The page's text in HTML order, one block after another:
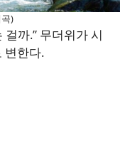
)
까.” 무더위가 시
변한다.